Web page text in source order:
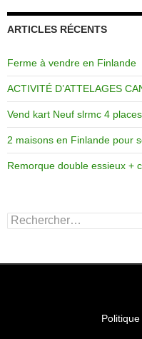
ARTICLES RÉCENTS
Ferme à vendre en Finlande
ACTIVITÉ D’ATTELAGES
Vend kart Neuf slrmc 4
2 maisons en Finlande pour
Remorque double essieux +
Rechercher :